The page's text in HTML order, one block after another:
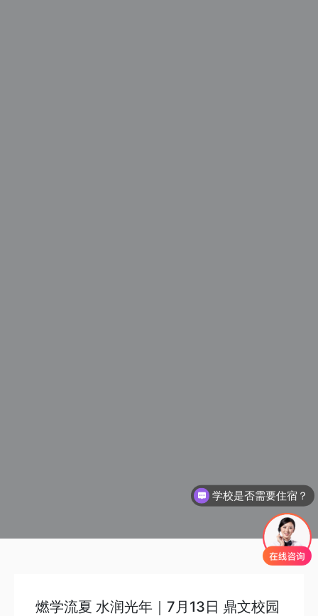
燃学流夏 水润光年｜7月13日 鼎文校园
学校是否需要住宿？